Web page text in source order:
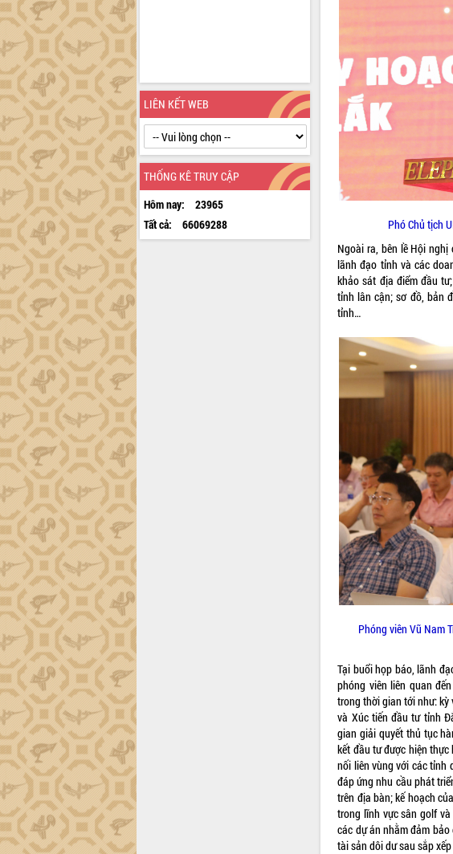
LIÊN KẾT WEB
THỐNG KÊ TRUY CẬP
Hôm nay:
23965
Tất cả:
66069288
Phó Chủ tịch
Ngoài ra, bên lề Hội
lãnh đạo tỉnh và các
khảo sát địa điểm đầu
tỉnh lân cận; sơ đồ, bản
tỉnh…
Phóng viên Vũ Nam
Tại buổi họp báo, lãnh
phóng viên liên quan
trong thời gian tới như: kỳ
và Xúc tiến đầu tư tỉnh
gian giải quyết thủ tục
kết đầu tư được hiện
nối liên vùng với các tỉnh
đáp ứng nhu cầu phát
trên địa bàn; kế hoạch
trong lĩnh vực sân golf
các dự án nhằm đảm
tài sản dôi dư sau sắp